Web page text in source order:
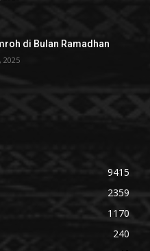
di Bulan Ramadhan
2025
9415
2359
1170
240